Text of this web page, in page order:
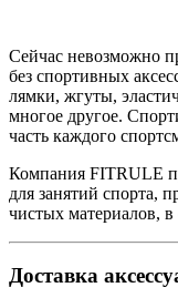
Сейчас невозможно
без спортивных
лямки, жгуты,
многое другое.
часть каждого
Компания FITRULE
для занятий спорта,
чистых материалов,
Доставка